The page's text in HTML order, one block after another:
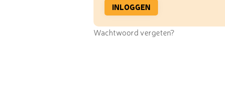
Wachtwoord vergeten?